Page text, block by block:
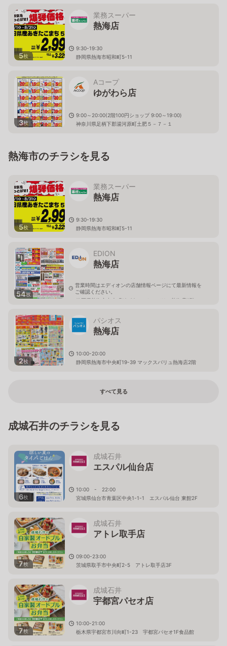
5枚
業務スーパー
熱海店
9:30-19:30
静岡県熱海市昭和町5-11
3枚
Aコープ
ゆがわら店
9:00～20:00(2階100円ショップ 9:00～19:00)
神奈川県足柄下郡湯河原町土肥５－７－１
熱海市のチラシを見る
5枚
業務スーパー
熱海店
9:30-19:30
静岡県熱海市昭和町5-11
54枚
EDION
熱海店
営業時間はエディオンの店舗情報ページにて最新情報を
ご確認ください。
静岡県熱海市中央町19-39マックスバリュ熱海店3階
2枚
パシオス
熱海店
10:00-20:00
静岡県熱海市中央町19-39 マックスバリュ熱海店2階
すべて見る
成城石井のチラシを見る
6枚
成城石井
エスパル仙台店
10:00 - 22:00
宮城県仙台市青葉区中央1-1-1 エスパル仙台 東館2F
7枚
成城石井
アトレ取手店
09:00-23:00
茨城県取手市中央町2-5 アトレ取手店3F
7枚
成城石井
宇都宮パセオ店
10:00-21:00
栃木県宇都宮市川向町1-23 宇都宮パセオ1F食品館